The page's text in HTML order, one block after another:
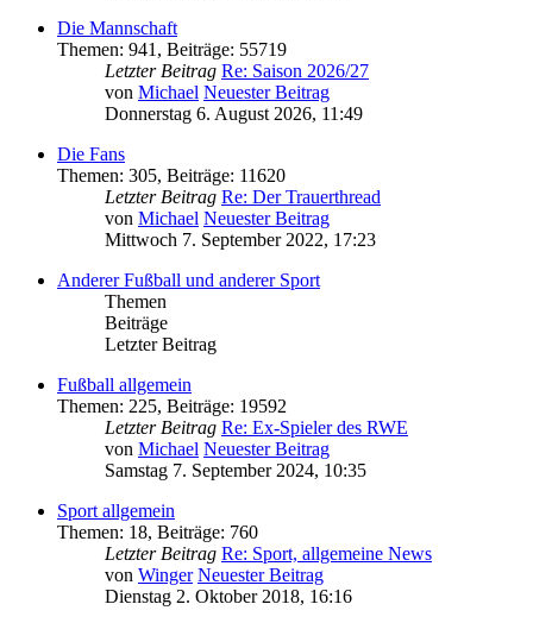
Die Mannschaft
Themen: 941 , Beiträge: 55719
Letzter Beitrag Re: Saison 2026/27
von Michael Neuester Beitrag
Donnerstag 6. August 2026, 11:49
Die Fans
Themen: 305, Beiträge: 11620
Letzter Beitrag Re: Der Trauerthread
von Michael Neuester Beitrag
Mittwoch 7. September 2022, 17:23
Anderer Fußball und anderer Sport
Themen
Beiträge
Letzter Beitrag
Fußball allgemein
Themen: 225, Beiträge: 19592
Letzter Beitrag Re: Ex-Spieler des RWE
von Michael Neuester Beitrag
Samstag 7. September 2024, 10:35
Sport allgemein
Themen: 18, Beiträge: 760
Letzter Beitrag Re: Sport, allgemeine News
von Winger Neuester Beitrag
Dienstag 2. Oktober 2018, 16:16